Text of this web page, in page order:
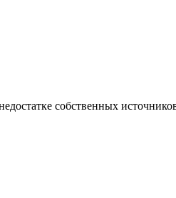
собственных